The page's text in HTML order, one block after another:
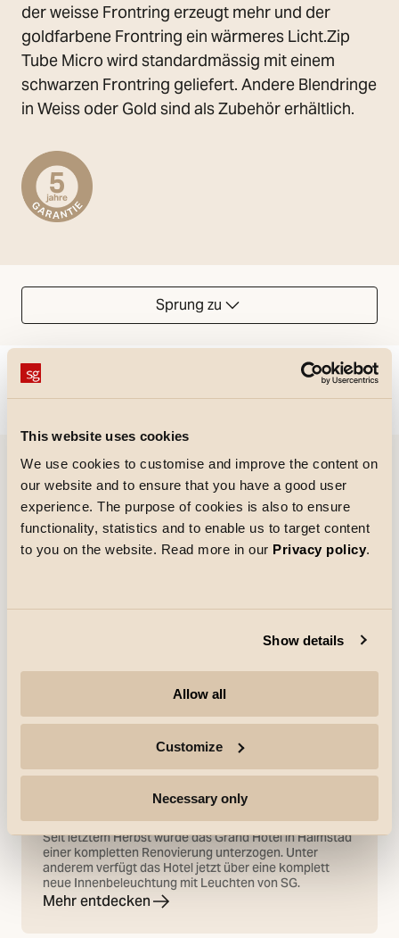
This website uses cookies
We use cookies to customise and improve the content on
our website and to ensure that you have a good user
experience. The purpose of cookies is also to ensure
functionality, statistics and to enable us to target content
to you on the website. Read more in our Privacy policy.
Show details
Allow all
Customize
Necessary only
der weisse Frontring erzeugt mehr und der
goldfarbene Frontring ein wärmeres Licht.Zip
Tube Micro wird standardmässig mit einem
schwarzen Frontring geliefert. Andere Blendringe
in Weiss oder Gold sind als Zubehör erhältlich.
Sprung zu
Could not load articles. Please refresh the page.
Referenzen
Grand Hotel
Seit letztem Herbst wurde das Grand Hotel in Halmstad
einer kompletten Renovierung unterzogen. Unter
anderem verfügt das Hotel jetzt über eine komplett
neue Innenbeleuchtung mit Leuchten von SG.
Mehr entdecken